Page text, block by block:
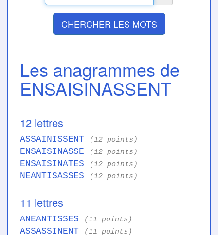
CHERCHER LES MOTS
Les anagrammes de
ENSAISINASSENT
12 lettres
ASSAINISSENT (12 points)
ENSAISINASSE (12 points)
ENSAISINATES (12 points)
NEANTISASSES (12 points)
11 lettres
ANEANTISSES (11 points)
ASSASSINENT (11 points)